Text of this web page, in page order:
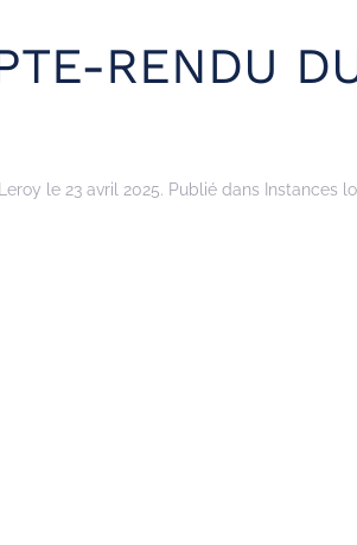
RENDU
le 23 avril 2025. Publié dans Instances